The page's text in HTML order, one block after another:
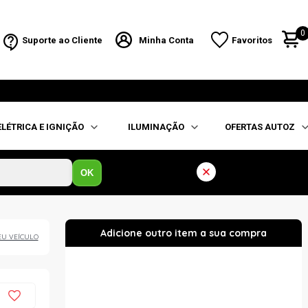
Suporte ao Cliente Minha Conta Favoritos
0
E IGNIÇÃO ILUMINAÇÃO OFERTAS AUTOZ
OK
VEÍCULO